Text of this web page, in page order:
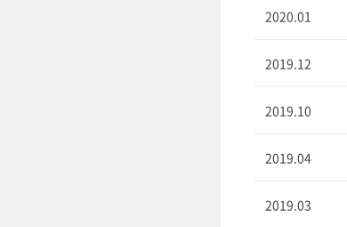
2020.01
2019.12
2019.10
2019.04
2019.03